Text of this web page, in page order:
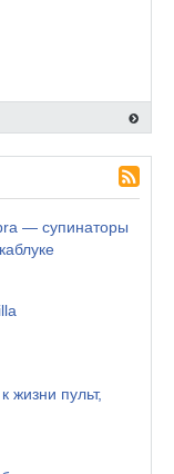
— супинаторы
жизни пульт,